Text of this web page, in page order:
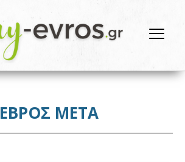
ΕΒΡΟΣ ΜΕΤΑ